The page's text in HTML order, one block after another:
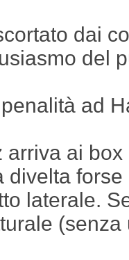
dai
del
ad
arriva ai
divelta
laterale.